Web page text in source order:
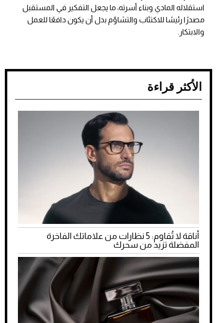
استقلاله المادي وبناء أسرته، ما يجعل التفكير في المستقبل
مصدرًا رئيسًا للاكتئاب والتشاؤم بدل أن يكون دافعًا للعمل
والابتكار.
الأكثر قراءة
أناقة لا تُقاوم: 5 نظارات من علاماتك الفاخرة
المفضلة تزيد من سحرك